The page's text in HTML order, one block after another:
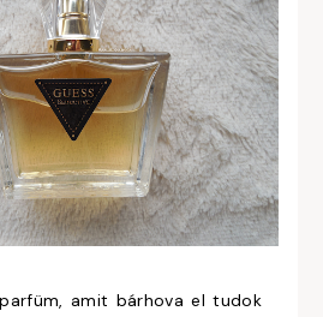
amit bárhova el tudok